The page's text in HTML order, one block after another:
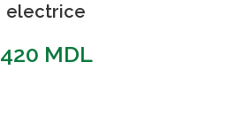
electrice
420 MDL